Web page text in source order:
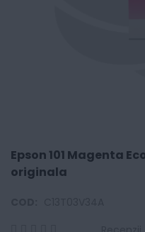
Epson 101 Magenta
originala